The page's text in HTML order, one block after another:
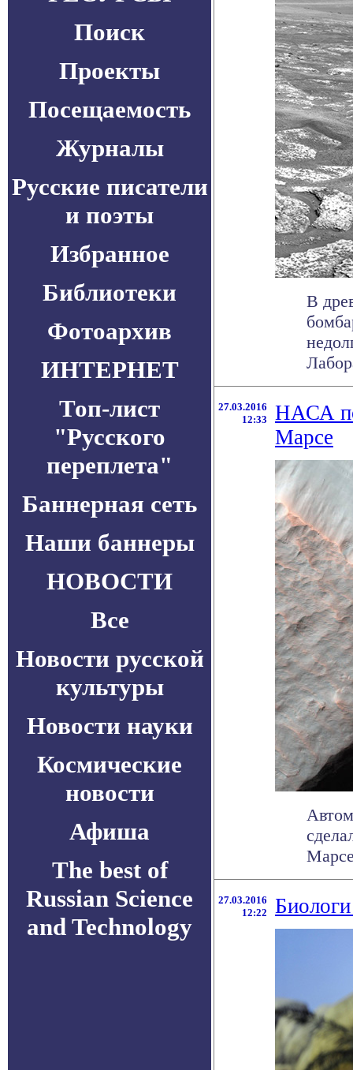
Поиск
Проекты
Посещаемость
Журналы
Русские писатели
и поэты
Избранное
Библиотеки
Фотоархив
ИНТЕРНЕТ
Топ-лист
"Русского
переплета"
Баннерная сеть
Наши баннеры
НОВОСТИ
Все
Новости русской
культуры
Новости науки
Космические
новости
Афиша
The best of
Russian Science
and Technology
В
27.03.2016
12:33
НАСА
Марсе
27.03.2016
12:22